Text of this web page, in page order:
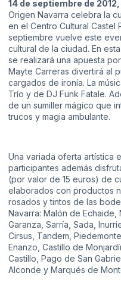
14 de septiembre de 2012,
Origen Navarra celebra la
en el Centro Cultural Castel
septiembre vuelve este
cultural de la ciudad. En
se realizará una apuesta
Mayte Carreras divertirá al
cargados de ironía. La
Trío y de DJ Funk Fatale.
de un sumiller mágico que
trucos y magia ambulante.
Una variada oferta artística
participantes además
(por valor de 15 euros) de
elaborados con productos
rosados y tintos de las
Navarra: Malón de
Garanza, Sarría, Sada,
Cirsus, Tandem,
Enanzo, Castillo de
Castillo, Pago de San
Alconde y Marqués de